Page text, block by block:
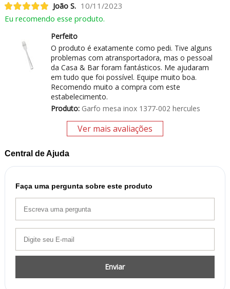
João S. 10/11/2023
Eu recomendo esse produto.
Perfeito
O produto é exatamente como pedi. Tive alguns
problemas com atransportadora, mas o pessoal
da Casa & Bar foram fantásticos. Me ajudaram
em tudo que foi possível. Equipe muito boa.
Recomendo muito a compra com este
estabelecimento.
Produto:Garfo mesa inox 1377-002 hercules
Ver mais avaliações
Central de Ajuda
Faça uma pergunta sobre este produto
Enviar